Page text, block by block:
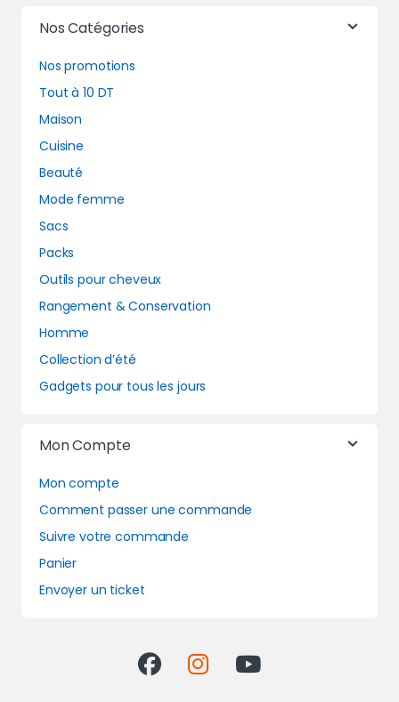
Nos Catégories
Nos promotions
Tout à 10 DT
Maison
Cuisine
Beauté
Mode femme
Sacs
Packs
Outils pour cheveux
Rangement & Conservation
Homme
Collection d’été
Gadgets pour tous les jours
Mon Compte
Mon compte
Comment passer une commande
Suivre votre commande
Panier
Envoyer un ticket